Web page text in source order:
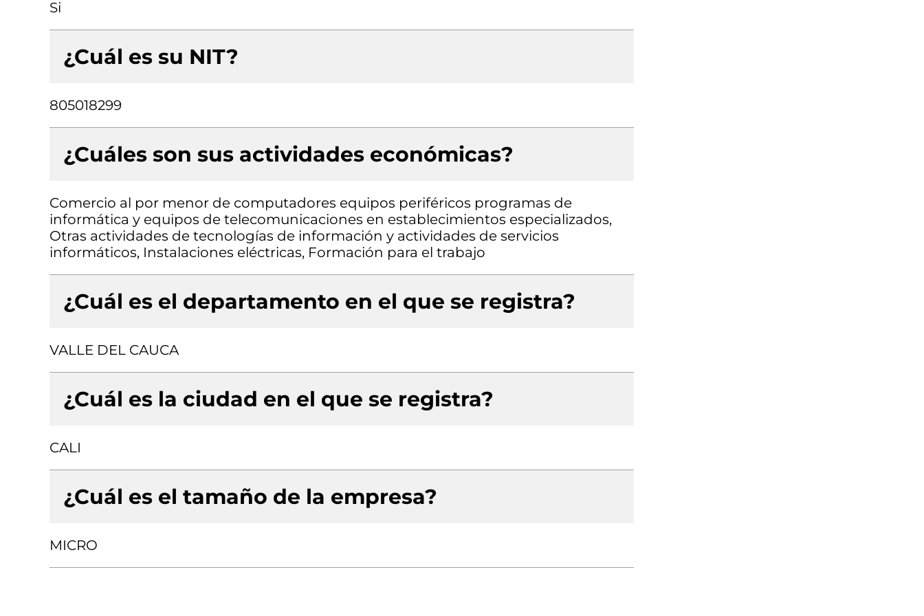
Si
¿Cuál es su NIT?
805018299
¿Cuáles son sus actividades económicas?
Comercio al por menor de computadores equipos periféricos programas de
informática y equipos de telecomunicaciones en establecimientos especializados,
Otras actividades de tecnologías de información y actividades de servicios
informáticos, Instalaciones eléctricas, Formación para el trabajo
¿Cuál es el departamento en el que se registra?
VALLE DEL CAUCA
¿Cuál es la ciudad en el que se registra?
CALI
¿Cuál es el tamaño de la empresa?
MICRO